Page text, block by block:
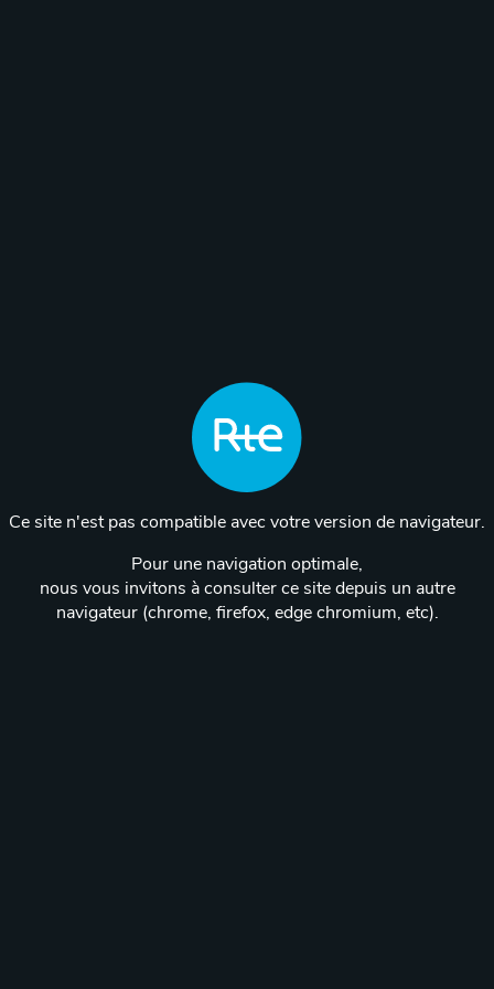
Ce site n'est pas compatible avec votre version de navigateur.
Pour une navigation optimale,
nous vous invitons à consulter ce site depuis un autre
navigateur (chrome, firefox, edge chromium, etc).